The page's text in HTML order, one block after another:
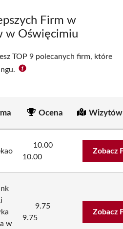
Firm w
w Oświęcimiu
TOP 9 polecanych firm, które
Ocena
10.00
10.00
Zobacz
w
9.75
9.75
Zobacz